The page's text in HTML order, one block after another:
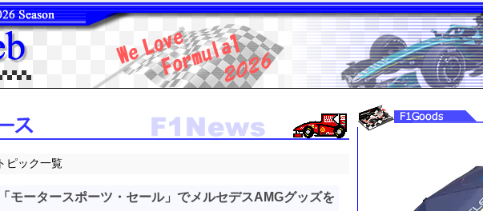
ピック一覧
モータースポーツ・セール」でメルセデスAMGグッズを